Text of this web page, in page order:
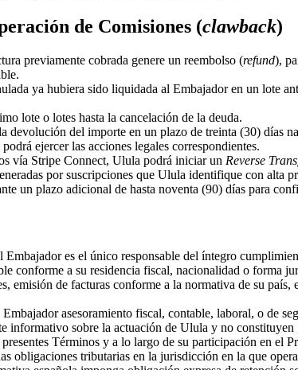
de Comisiones (clawback)
previamente cobrada genere un reembolso (refund),
ya hubiera sido liquidada al Embajador en un lote
lote o lotes hasta la cancelación de la deuda.
devolución del importe en un plazo de treinta (30) días
ejercer las acciones legales correspondientes.
vía Stripe Connect, Ulula podrá iniciar un Reverse
por suscripciones que Ulula identifique con alta
un plazo adicional de hasta noventa (90) días para
Embajador es el único responsable del íntegro
conforme a su residencia fiscal, nacionalidad o forma
emisión de facturas conforme a la normativa de su
asesoramiento fiscal, contable, laboral, o de
informativo sobre la actuación de Ulula y no
Términos y a lo largo de su participación en el
obligaciones tributarias en la jurisdicción en la que